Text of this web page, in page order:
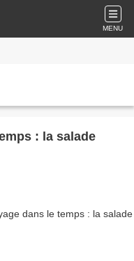
MENU
: la salade